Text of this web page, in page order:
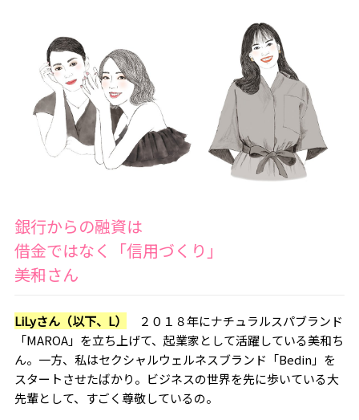
銀行からの融資は
借金ではなく「信用づくり」
――美和さん
LiLyさん（以下、L）
２０１８年にナチュラルスパブランド
「MAROA」を立ち上げて、起業家として活躍している美和ち
ん。一方、私はセクシャルウェルネスブランド「Bedin」を
スタートさせたばかり。ビジネスの世界を先に歩いている大
先輩として、すごく尊敬しているの。